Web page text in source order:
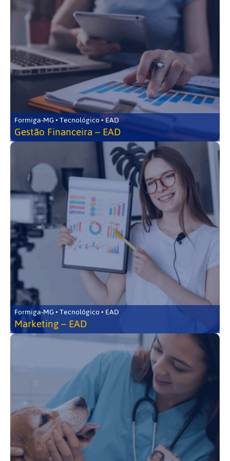
Formiga-MG • Tecnológico • EAD
Gestão Financeira – EAD
Formiga-MG • Tecnológico • EAD
Marketing – EAD